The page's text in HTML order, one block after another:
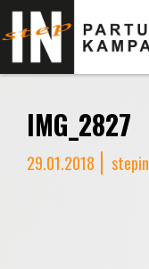
IMG_2827
29.01.2018 stepin